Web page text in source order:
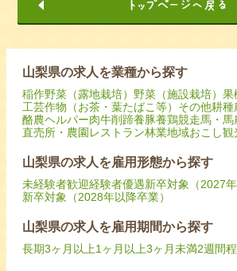
山梨県の求人を業種から探す
稲作野菜（露地栽培） 野菜（施設栽培） 果
工芸作物（お茶・葉たばこ等） その他耕種
酪農ヘルパー肉牛削蹄養豚養鶏競走馬・馬
直売所・農園レストラン林業地域おこし観
山梨県の求人を雇用形態から探す
未経験者歓迎経験者優遇新卒対象（2027年
新卒対象（2028年以降卒業）
山梨県の求人を雇用期間から探す
長期3ヶ月以上1ヶ月以上3ヶ月未満2週間